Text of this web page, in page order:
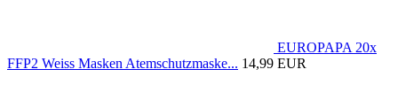
EUROPAPA 20x
FFP2 Weiss Masken Atemschutzmaske... 14,99 EUR